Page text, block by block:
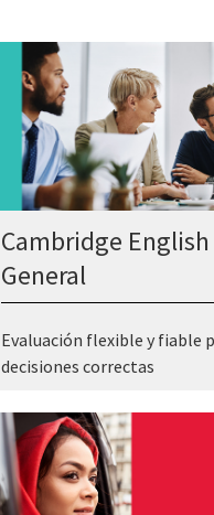
Cambridge
General
Evaluación flexible y fiable
decisiones correctas